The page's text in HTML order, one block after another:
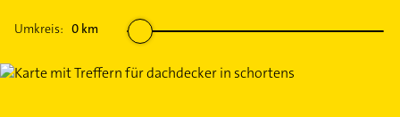
Umkreis: 0 km